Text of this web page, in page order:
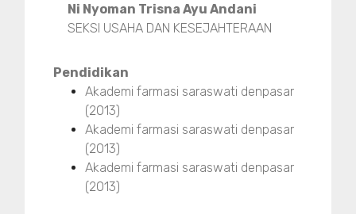
Ni Nyoman Trisna Ayu Andani
SEKSI USAHA DAN KESEJAHTERAAN
Pendidikan
Akademi farmasi saraswati denpasar
(2013)
Akademi farmasi saraswati denpasar
(2013)
Akademi farmasi saraswati denpasar
(2013)